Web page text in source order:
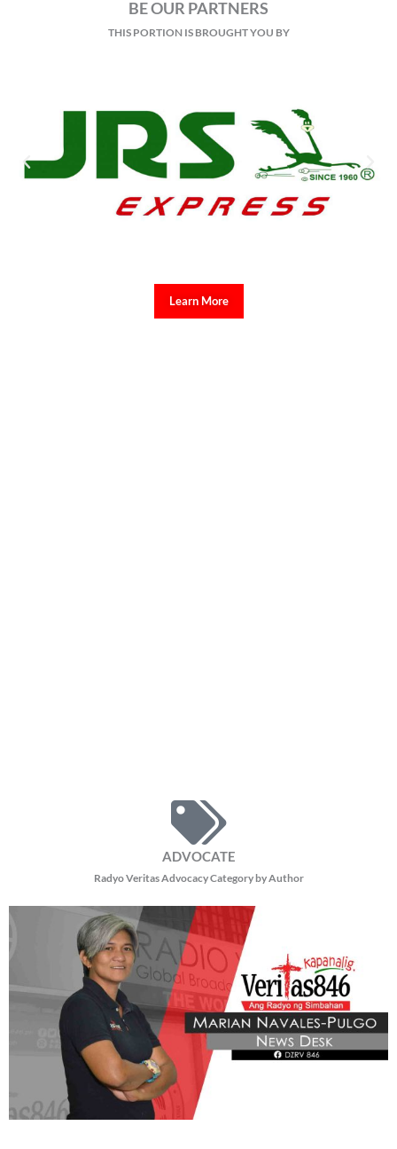
BE OUR PARTNERS
THIS PORTION IS BROUGHT YOU BY
Learn More
ADVOCATE
Radyo Veritas Advocacy Category by Author